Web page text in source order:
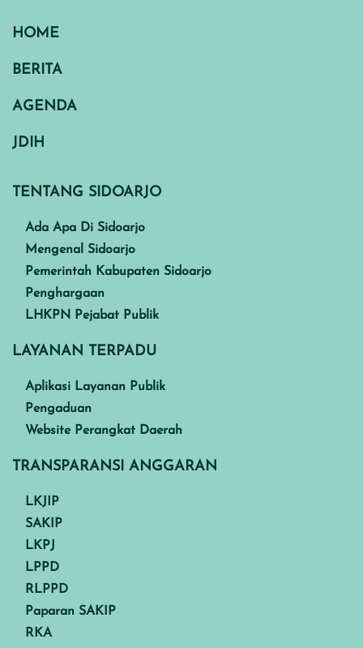
HOME
BERITA
AGENDA
JDIH
TENTANG SIDOARJO
Ada Apa Di Sidoarjo
Mengenal Sidoarjo
Pemerintah Kabupaten Sidoarjo
Penghargaan
LHKPN Pejabat Publik
LAYANAN TERPADU
Aplikasi Layanan Publik
Pengaduan
Website Perangkat Daerah
TRANSPARANSI ANGGARAN
LKJIP
SAKIP
LKPJ
LPPD
RLPPD
Paparan SAKIP
RKA